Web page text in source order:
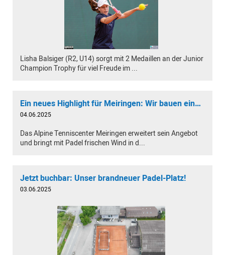
Lisha Balsiger (R2, U14) sorgt mit 2 Medaillen an der Junior
Champion Trophy für viel Freude im ...
Ein neues Highlight für Meiringen: Wir bauen einen Padelplatz!
04.06.2025
Das Alpine Tenniscenter Meiringen erweitert sein Angebot
und bringt mit Padel frischen Wind in d...
Jetzt buchbar: Unser brandneuer Padel-Platz!
03.06.2025